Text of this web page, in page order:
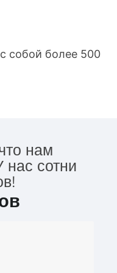
собой более 500
нам
сотни